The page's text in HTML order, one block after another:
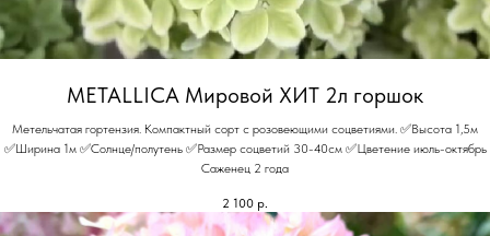
METALLICA Мировой ХИТ 2л горшок
Метельчатая гортензия. Компактный сорт с розовеющими соцветиями. ✅Высота 1,5м
✅Ширина 1м ✅Солнце/полутень ✅Размер соцветий 30-40см ✅Цветение июль-октябрь
Саженец 2 года
2 100 р.